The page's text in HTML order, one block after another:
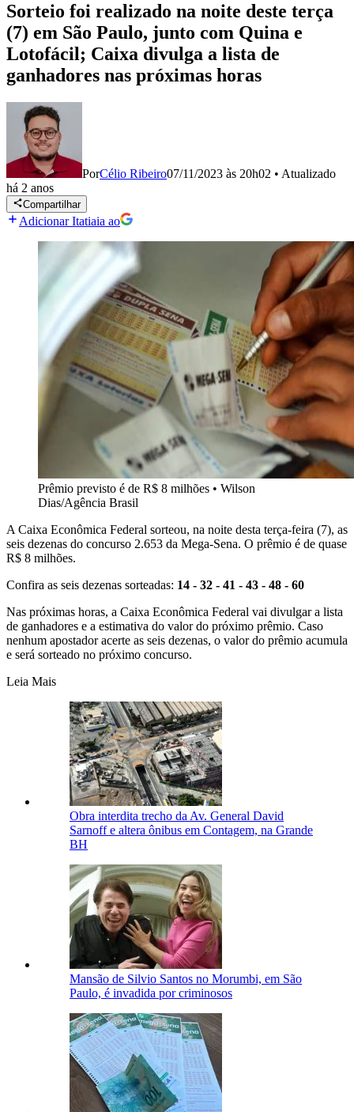
Sorteio foi realizado na noite deste terça
(7) em São Paulo, junto com Quina e
Lotofácil; Caixa divulga a lista de
ganhadores nas próximas horas
PorCélio Ribeiro07/11/2023 às 20h02 • Atualizado
há 2 anos
Compartilhar
Adicionar Itatiaia ao
Prêmio previsto é de R$ 8 milhões • Wilson
Dias/Agência Brasil
A Caixa Econômica Federal sorteou, na noite desta terça-feira (7), as
seis dezenas do concurso 2.653 da Mega-Sena. O prêmio é de quase
R$ 8 milhões.
Confira as seis dezenas sorteadas: 14 - 32 - 41 - 43 - 48 - 60
Nas próximas horas, a Caixa Econômica Federal vai divulgar a lista
de ganhadores e a estimativa do valor do próximo prêmio. Caso
nenhum apostador acerte as seis dezenas, o valor do prêmio acumula
e será sorteado no próximo concurso.
Leia Mais
Obra interdita trecho da Av. General David
Sarnoff e altera ônibus em Contagem, na Grande
BH
Mansão de Silvio Santos no Morumbi, em São
Paulo, é invadida por criminosos